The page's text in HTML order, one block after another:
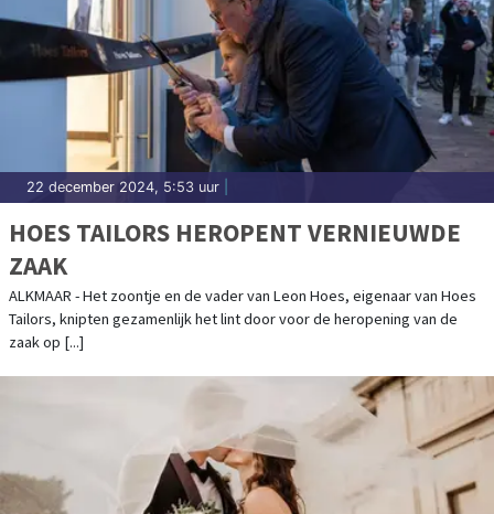
22 december 2024, 5:53 uur
HOES TAILORS HEROPENT VERNIEUWDE
ZAAK
ALKMAAR - Het zoontje en de vader van Leon Hoes, eigenaar van Hoes
Tailors, knipten gezamenlijk het lint door voor de heropening van de
zaak op [...]